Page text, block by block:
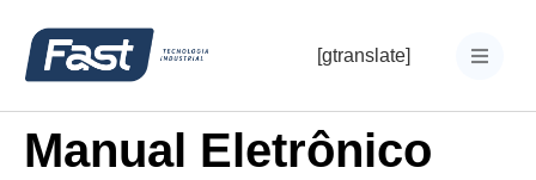
[gtranslate]
Manual Eletrônico